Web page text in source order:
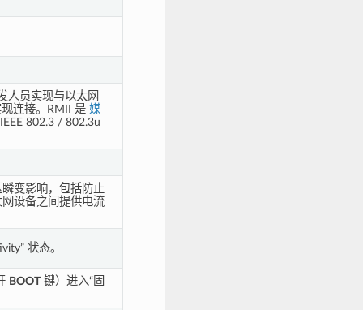
人员实现与以太网
连接。RMII 是 媒
802.3 / 802.3u
变影响，包括防止
设备之间提供电流
状态。
BOOT键）进入“固